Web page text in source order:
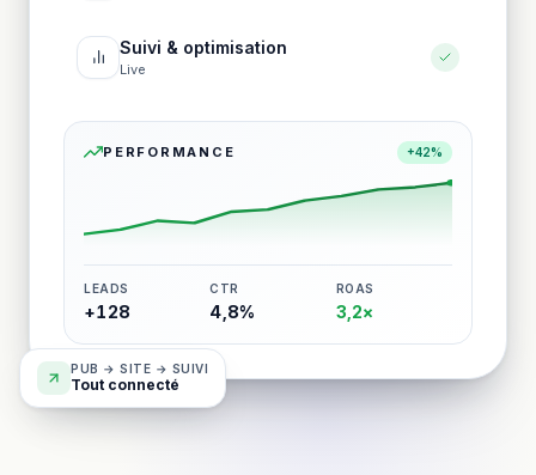
Suivi & optimisation
Live
PERFORMANCE +42%
LEADS
+128
CTR
4,8%
ROAS
3,2×
PUB → SITE → SUIVI
Tout connecté